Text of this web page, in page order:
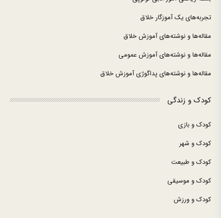
تجربه‌های یک آموزگار خلاق
مقاله‌ها و نوشته‌های آموزش خلاق
مقاله‌ها و نوشته‌های آموزش عمومی
مقاله‌ها و نوشته‌های پداگوژی آموزش خلاق
کودک و زندگی
کودک و بازی
کودک و شهر
کودک و طبیعت
کودک و موسیقی
کودک و ورزش